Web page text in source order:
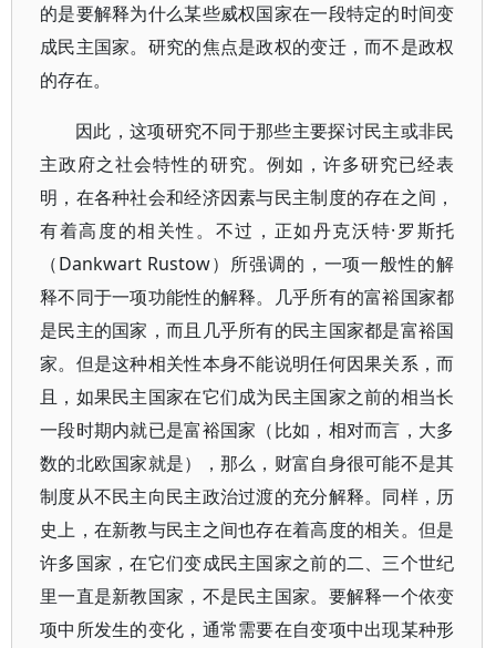
的是要解释为什么某些威权国家在一段特定的时间变
成民主国家。研究的焦点是政权的变迁，而不是政权
的存在。
因此，这项研究不同于那些主要探讨民主或非民
主政府之社会特性的研究。例如，许多研究已经表
明，在各种社会和经济因素与民主制度的存在之间，
有着高度的相关性。不过，正如丹克沃特·罗斯托
（Dankwart Rustow）所强调的，一项一般性的解
释不同于一项功能性的解释。几乎所有的富裕国家都
是民主的国家，而且几乎所有的民主国家都是富裕国
家。但是这种相关性本身不能说明任何因果关系，而
且，如果民主国家在它们成为民主国家之前的相当长
一段时期内就已是富裕国家（比如，相对而言，大多
数的北欧国家就是），那么，财富自身很可能不是其
制度从不民主向民主政治过渡的充分解释。同样，历
史上，在新教与民主之间也存在着高度的相关。但是
许多国家，在它们变成民主国家之前的二、三个世纪
里一直是新教国家，不是民主国家。要解释一个依变
项中所发生的变化，通常需要在自变项中出现某种形